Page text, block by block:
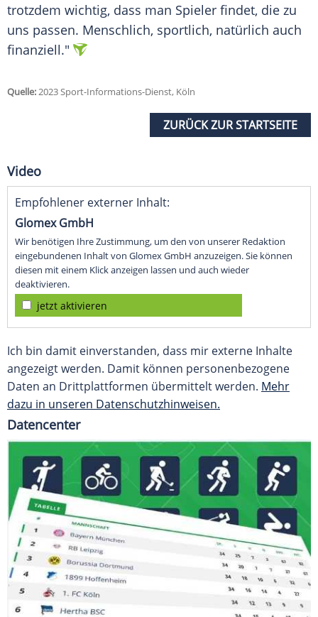
trotzdem wichtig, dass man Spieler findet, die zu
uns passen. Menschlich, sportlich, natürlich auch
finanziell."
Quelle:2023 Sport-Informations-Dienst, Köln
ZURÜCK ZUR STARTSEITE
Video
Empfohlener externer Inhalt:
Glomex GmbH
Wir benötigen Ihre Zustimmung, um den von unserer Redaktion
eingebundenen Inhalt von Glomex GmbH anzuzeigen. Sie können
diesen mit einem Klick anzeigen lassen und auch wieder
deaktivieren.
jetzt aktivieren
Ich bin damit einverstanden, dass mir externe Inhalte
angezeigt werden. Damit können personenbezogene
Daten an Drittplattformen übermittelt werden. Mehr
dazu in unseren Datenschutzhinweisen.
Datencenter